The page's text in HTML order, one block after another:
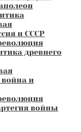
и СССР
древнего
и
войны